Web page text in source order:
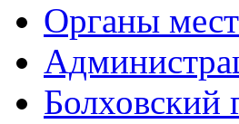
Органы
Болховский